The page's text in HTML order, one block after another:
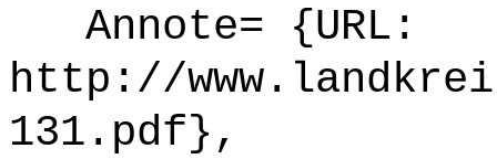
Annote= {URL:
http://
131.pdf},